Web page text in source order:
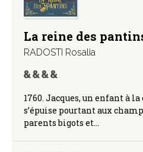
La reine des
RADOSTI Rosalia
1760. Jacques, un enfant à
s’épuise pourtant aux
parents bigots et…